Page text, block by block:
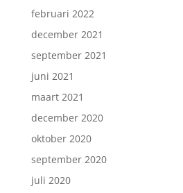
februari 2022
december 2021
september 2021
juni 2021
maart 2021
december 2020
oktober 2020
september 2020
juli 2020